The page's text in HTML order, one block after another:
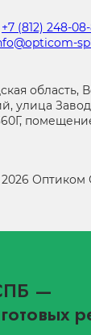
+7 (812) 248-08-
область,
улица
2026 Оптиком
—